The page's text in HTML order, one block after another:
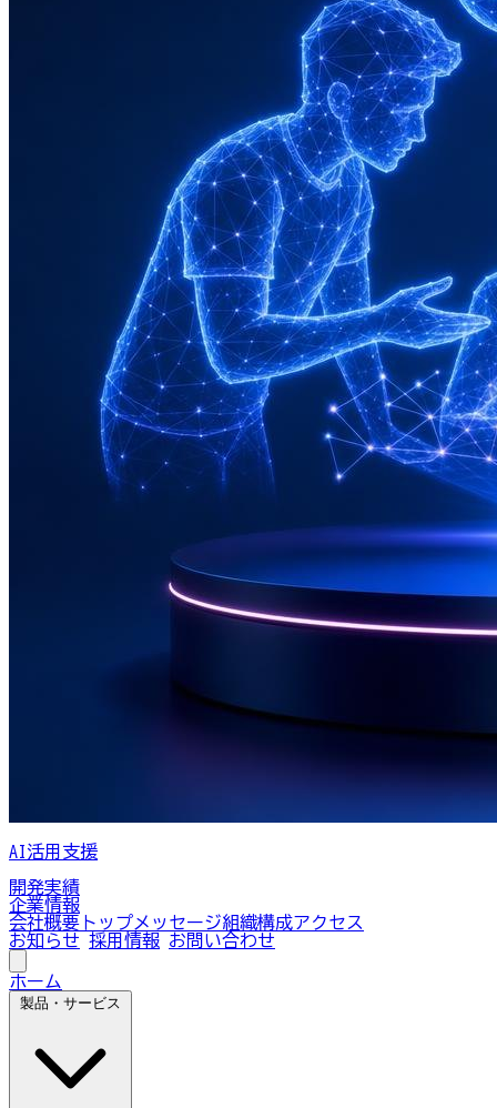
AI活用支援
開発実績
企業情報
会社概要 トップメッセージ組織構成アクセス
お知らせ 採用情報 お問い合わせ
ホーム
製品・サービス